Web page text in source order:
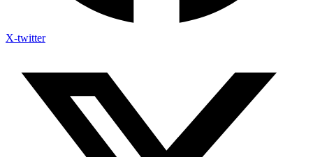
X-twitter